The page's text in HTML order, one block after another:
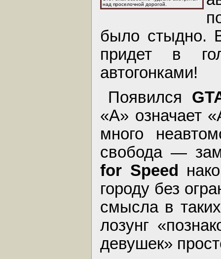
над проселочной дорогой.
было стыдно.
придет в
автогонками!
Появился
«А» означает
много
свобода —
for Speed
городу без
смысла в
лозунг
девушек»